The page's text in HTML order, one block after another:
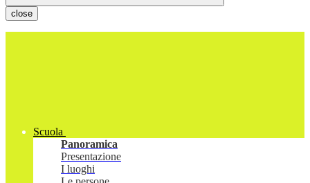
close
Scuola
Panoramica
Presentazione
I luoghi